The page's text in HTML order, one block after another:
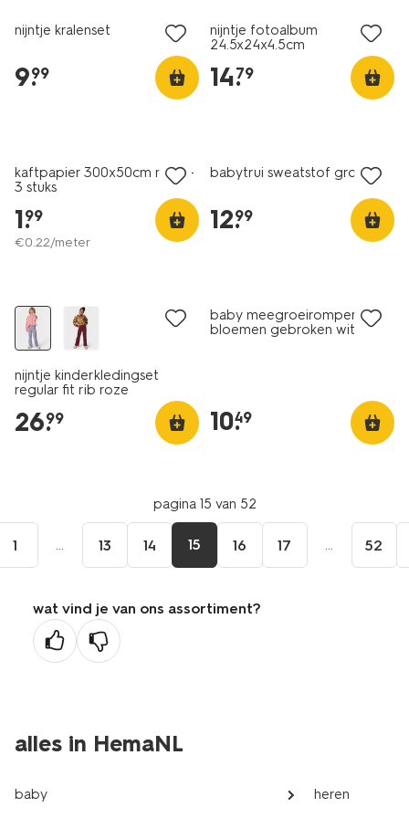
nijntje kralenset
9.
99
nijntje fotoalbum
24.5x24x4.5cm
14.
79
kaftpapier 300x50cm roze -
3 stuks
1.
99
€0.22/meter
babytrui sweatstof groen
12.
99
nijntje kinderkledingset
regular fit rib roze
26.
99
baby meegroeiromper rib
bloemen gebroken wit
10.
49
pagina 15 van 52
1 ... 13 14 15 16 17 ... 52
wat vind je van ons assortiment?
alles in HemaNL
baby heren